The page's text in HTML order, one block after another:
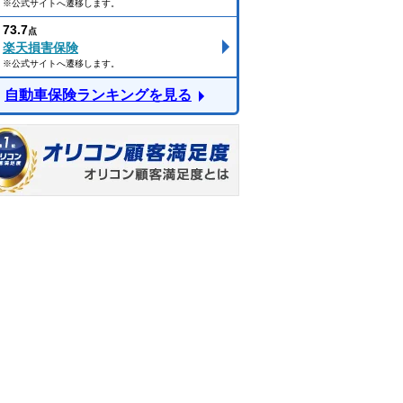
※公式サイトへ遷移します。
73.7点
楽天損害保険
※公式サイトへ遷移します。
自動車保険ランキングを見る